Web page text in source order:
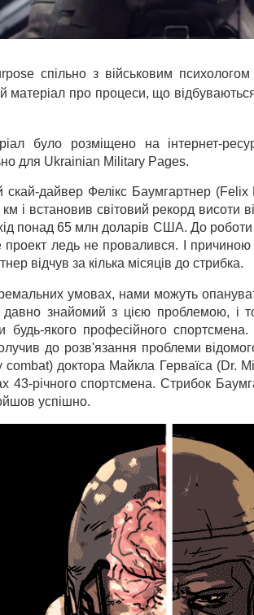
спільно з військовим
матеріал про процеси, що
було розміщено на інтернет-
для Ukrainian Military Pages.
скай-дайвер Фелікс Баумгартнер
і встановив світовий рекорд висоти
понад 65 млн доларів США. До роботи
проект ледь не провалився. І
відчув за кілька місяців до стрибка.
умовах, нами можуть
давно знайомий з цією проблемою, і
будь-якого професійного
до розв'язання проблеми
доктора Майкла Герваїса (Dr.
43-річного спортсмена. Стрибок
успішно.